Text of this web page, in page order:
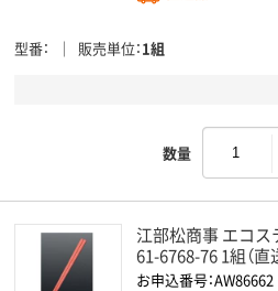
型番 販売単位 1組
数量
江部松商事 エコ
61-6768-76 1組（直
お申込番号：AW86662